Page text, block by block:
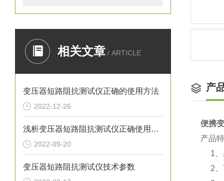
相关文章 / ARTICLE
变压器短路阻抗测试仪正确的使用方法
2022-12-26
浅析变压器短路阻抗测试仪正确使用方法
2022-09-20
变压器短路阻抗测试仪技术参数
产
便携
产品
1、
2、